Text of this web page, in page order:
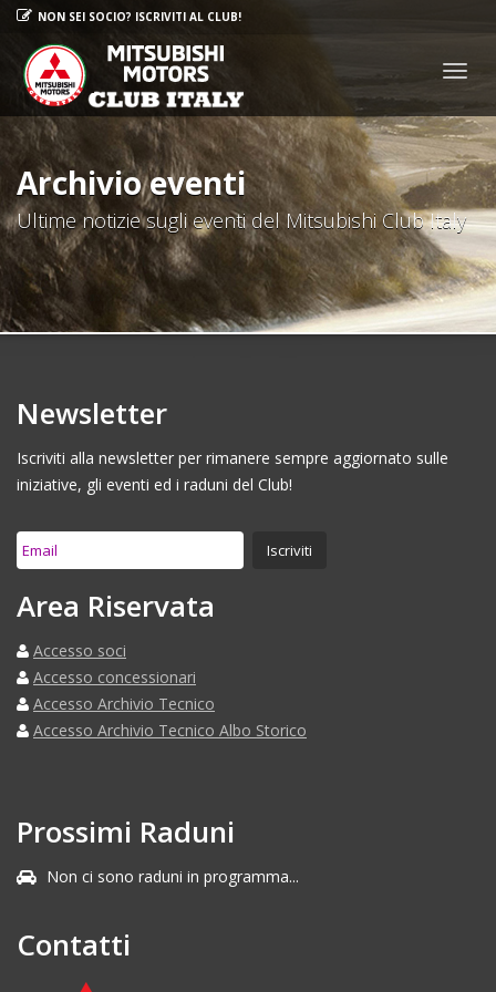
NON SEI SOCIO? ISCRIVITI AL CLUB!
Archivio eventi
Ultime notizie sugli eventi del Mitsubishi Club Italy
Newsletter
Iscriviti alla newsletter per rimanere sempre aggiornato sulle
iniziative, gli eventi ed i raduni del Club!
Area Riservata
Accesso soci
Accesso concessionari
Accesso Archivio Tecnico
Accesso Archivio Tecnico Albo Storico
Prossimi Raduni
Non ci sono raduni in programma...
Contatti